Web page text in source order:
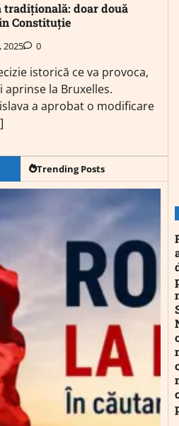
doar două
Constituție
2025 0
istorică ce va provoca,
la Bruxelles.
a aprobat o modificare
Trending Posts